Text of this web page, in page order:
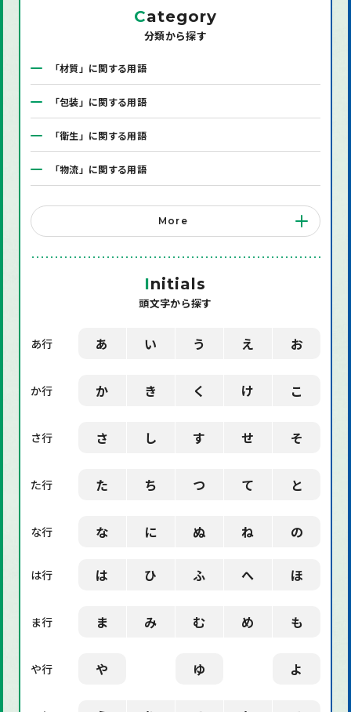
Category
分類から探す
「材質」に関する用語
「包装」に関する用語
「衛生」に関する用語
「物流」に関する用語
「システム」に関する用語
「店舗備品」に関する用語
「環境」に関する用語
「業界用語」に関する用語
More
Initials
頭文字から探す
あ行 あ い う え お
か行 か き く け こ
さ行 さ し す せ そ
た行 た ち つ て と
な行 な に ぬ ね の
は行 は ひ ふ へ ほ
ま行 ま み む め も
や行 や ゆ よ